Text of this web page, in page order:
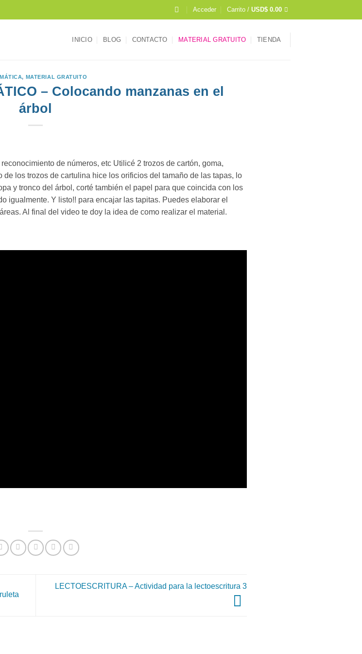
Acceder Carrito /USD$ 0.00
INICIO BLOG CONTACTO MATERIAL GRATUITO TIENDA
, MATERIAL GRATUITO
– Colocando manzanas en el
árbol
de números, etc Utilicé 2 trozos de cartón, goma,
los trozos de cartulina hice los orificios del tamaño de las tapas, lo
y tronco del árbol, corté también el papel para que coincida con los
igualmente. Y listo!! para encajar las tapitas. Puedes elaborar el
Al final del video te doy la idea de como realizar el material.
LECTOESCRITURA – Actividad para la lectoescritura 3